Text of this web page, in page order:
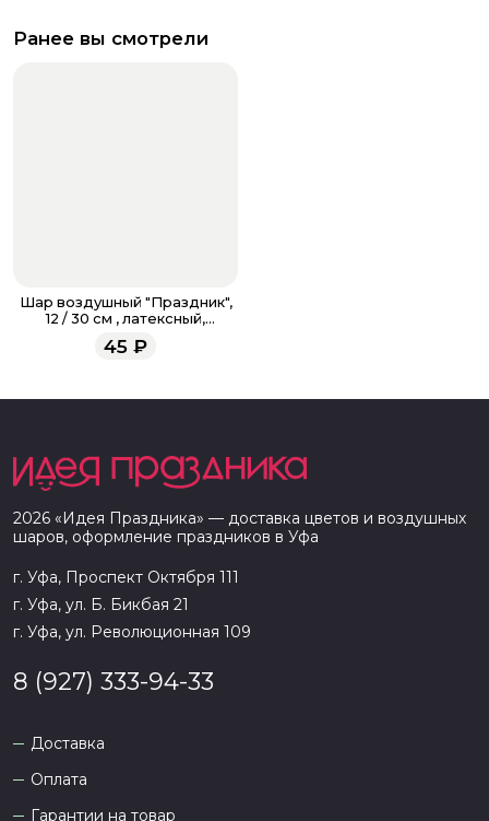
Ранее вы смотрели
Шар воздушный "Праздник",
12 / 30 см , латексный,
Союзмультфильм
45 ₽
2026 «Идея Праздника» — доставка цветов и воздушных
шаров, оформление праздников в Уфа
г. Уфа, Проспект Октября 111
г. Уфа, ул. Б. Бикбая 21
г. Уфа, ул. Революционная 109
8 (927) 333-94-33
Доставка
Оплата
Гарантии на товар